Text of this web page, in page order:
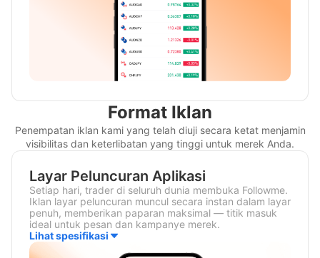
Format Iklan
Penempatan iklan kami yang telah diuji secara ketat menjamin
visibilitas dan keterlibatan yang tinggi untuk merek Anda.
Layar Peluncuran Aplikasi
Setiap hari, trader di seluruh dunia membuka Followme.
Iklan layar peluncuran muncul secara instan dalam layar
penuh, memberikan paparan maksimal — titik masuk
ideal untuk pesan dan kampanye merek.
Lihat spesifikasi